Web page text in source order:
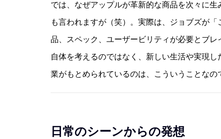
では、なぜアップルが革新的な商品を次々に
も言われますが（笑）。実際は、ジョブズが
品、スペック、ユーザービリティが必要とブ
自体を考えるのではなく、新しい生活や実現
業がもとめられているのは、こういうことなの
日常のシーンからの発想